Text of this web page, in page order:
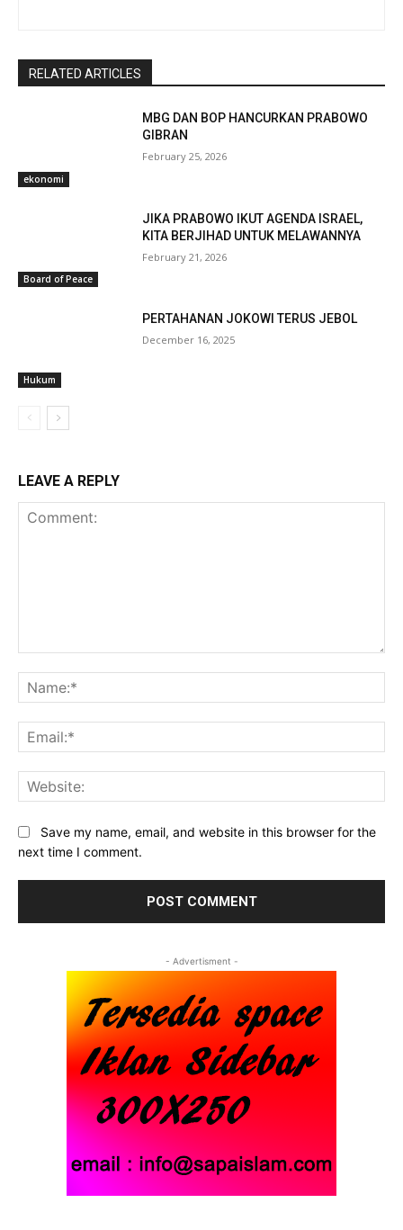
RELATED ARTICLES
ekonomi
MBG DAN BOP HANCURKAN PRABOWO
GIBRAN
February 25, 2026
Board of Peace
JIKA PRABOWO IKUT AGENDA ISRAEL,
KITA BERJIHAD UNTUK MELAWANNYA
February 21, 2026
Hukum
PERTAHANAN JOKOWI TERUS JEBOL
December 16, 2025
LEAVE A REPLY
Save my name, email, and website in this browser for the
next time I comment.
- Advertisment -